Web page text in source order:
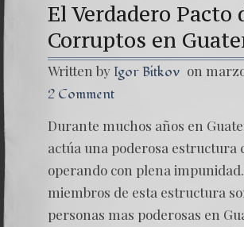
El Verdadero Pacto
Corruptos en
Written by Igor Bitkov on
2 Comment
Durante muchos años en
actúa una poderosa estructura
operando con plena
miembros de esta estructura
personas mas poderosas en